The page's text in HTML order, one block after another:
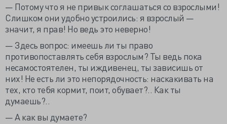
— Потому что я не привык соглашаться со взрослыми!
Слишком они удобно устроились: я взрослый —
значит, я прав! Но ведь это неверно!
— Здесь вопрос: имеешь ли ты право
противопоставлять себя взрослым? Ты ведь пока
несамостоятелен, ты иждивенец, ты зависишь от
них! Не есть ли это непорядочность: наскакивать на
тех, кто тебя кормит, поит, обувает?.. Как ты
думаешь?..
— А как вы думаете?